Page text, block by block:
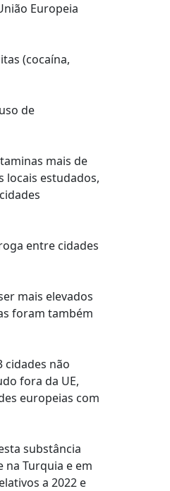
Europeia
(cocaína,
de
mais de
locais estudados,
entre cidades
mais elevados
foram também
cidades não
fora da UE,
europeias com
substância
na Turquia e em
a 2022 e